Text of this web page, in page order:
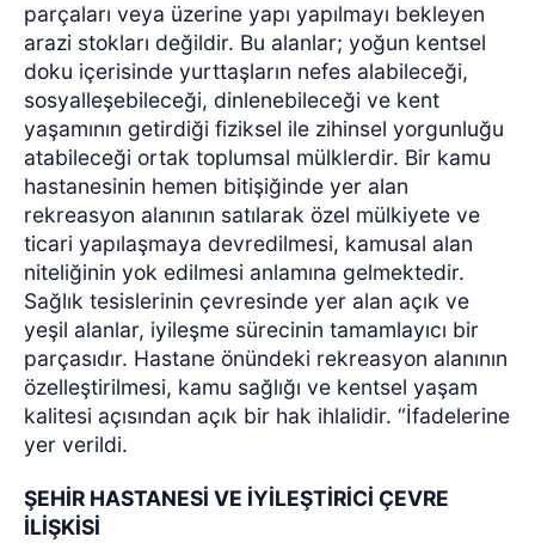
parçaları veya üzerine yapı yapılmayı bekleyen
arazi stokları değildir. Bu alanlar; yoğun kentsel
doku içerisinde yurttaşların nefes alabileceği,
sosyalleşebileceği, dinlenebileceği ve kent
yaşamının getirdiği fiziksel ile zihinsel yorgunluğu
atabileceği ortak toplumsal mülklerdir. Bir kamu
hastanesinin hemen bitişiğinde yer alan
rekreasyon alanının satılarak özel mülkiyete ve
ticari yapılaşmaya devredilmesi, kamusal alan
niteliğinin yok edilmesi anlamına gelmektedir.
Sağlık tesislerinin çevresinde yer alan açık ve
yeşil alanlar, iyileşme sürecinin tamamlayıcı bir
parçasıdır. Hastane önündeki rekreasyon alanının
özelleştirilmesi, kamu sağlığı ve kentsel yaşam
kalitesi açısından açık bir hak ihlalidir. “İfadelerine
yer verildi.
ŞEHİR HASTANESİ VE İYİLEŞTİRİCİ ÇEVRE
İLİŞKİSİ